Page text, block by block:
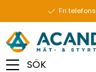
Fri